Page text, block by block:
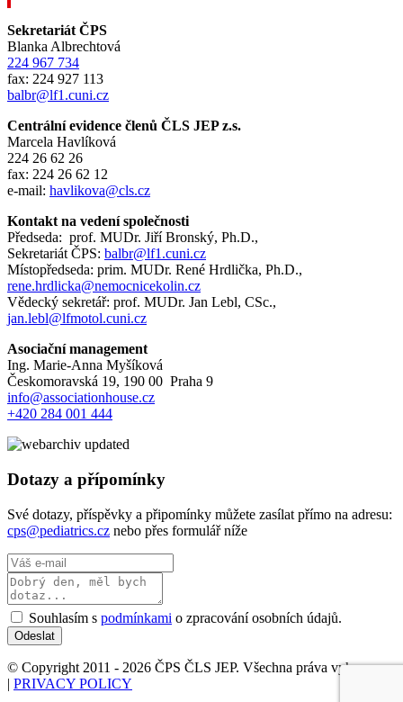
Sekretariát ČPS
Blanka Albrechtová
224 967 734
fax: 224 927 113
balbr@lf1.cuni.cz
Centrální evidence členů ČLS JEP z.s.
Marcela Havlíková
224 26 62 26
fax: 224 26 62 12
e-mail: havlikova@cls.cz
Kontakt na vedení společnosti
Předseda: prof. MUDr. Jiří Bronský, Ph.D.,
Sekretariát ČPS: balbr@lf1.cuni.cz
Místopředseda: prim. MUDr. René Hrdlička, Ph.D.,
rene.hrdlicka@nemocnicekolin.cz
Vědecký sekretář: prof. MUDr. Jan Lebl, CSc.,
jan.lebl@lfmotol.cuni.cz
Asociační management
Ing. Marie-Anna Myšíková
Českomoravská 19, 190 00 Praha 9
info@associationhouse.cz
+420 284 001 444
Dotazy a přípomínky
Své dotazy, příspěvky a připomínky můžete zasílat přímo na adresu:
cps@pediatrics.cz nebo přes formulář níže
Souhlasím s podmínkami o zpracování osobních údajů.
Odeslat
© Copyright 2011 - 2026 ČPS ČLS JEP. Všechna práva vyhrazena.
| PRIVACY POLICY